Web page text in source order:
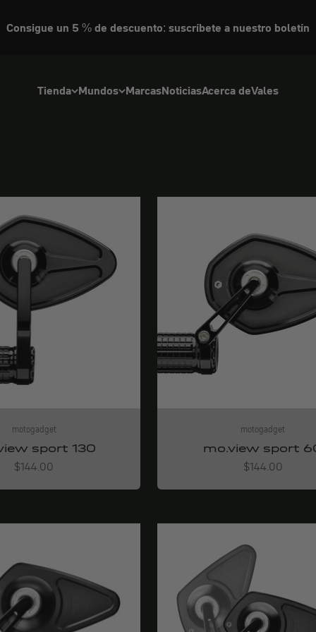
Consigue un 5 % de descuento: suscríbete a nuestro boletín
Tienda Mundos MarcasNoticiasAcerca deVales
cristal para motocicletas. El cuerpo del espejo sin marco se
para su estilo individual. Fabricado en Berlín para un
motogadget
sport 130
Angebot
$144.00
motogadget
mo.view sport
Angebot
$144.00